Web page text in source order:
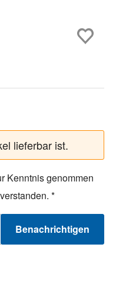
lieferbar ist.
Kenntnis genommen
*
Benachrichtigen